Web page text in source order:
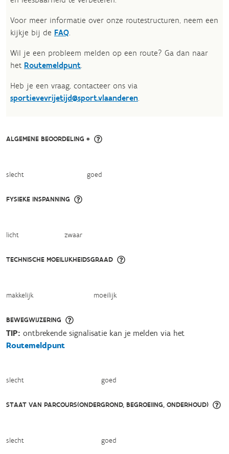
Voor meer informatie over onze routestructuren, neem een
kijkje bij de FAQ.
Wil je een probleem melden op een route? Ga dan naar
het Routemeldpunt.
Heb je een vraag, contacteer ons via
sportievevrijetijd@sport.vlaanderen.​
ALGEMENE BEOORDELING *
slecht goed
FYSIEKE INSPANNING
licht zwaar
TECHNISCHE MOEILIJKHEIDSGRAAD
makkelijk moeilijk
BEWEGWIJZERING
slecht goed
TIP: ontbrekende signalisatie kan je melden via het
Routemeldpunt
STAAT VAN PARCOURS(ONDERGROND, BEGROEIING, ONDERHOUD)
slecht goed